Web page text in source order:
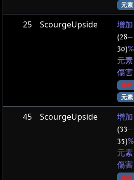
元素
25 ScourgeUpside
增加
(28—
30)%
元素
傷害
傷害
元素
45 ScourgeUpside
增加
(33—
35)%
元素
傷害
傷害